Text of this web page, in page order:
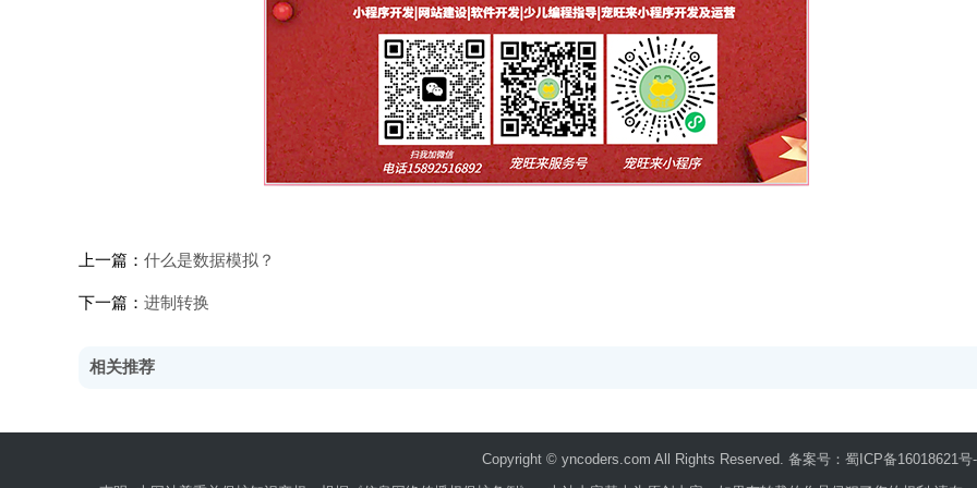
上一篇： 什么是数据模拟？
下一篇： 进制转换
相关推荐
Copyright © yncoders.com All Rights Reserved. 备案号： 蜀ICP备16018621号